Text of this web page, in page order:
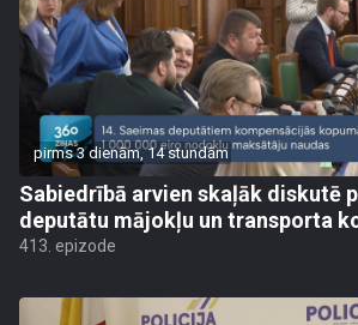
pirms 3 dienām, 14 stundām
Sabiedrībā arvien skaļāk diskutē
deputātu mājokļu un transporta
413. epizode